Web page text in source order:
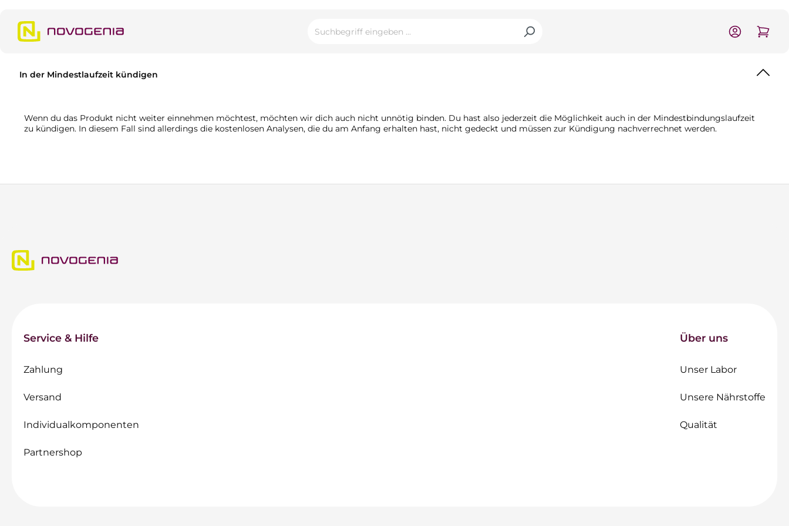
In der Mindestlaufzeit kündigen
Wenn du das Produkt nicht weiter einnehmen möchtest, möchten wir dich auch nicht unnötig binden. Du hast also jederzeit die Möglichkeit auch in der Mindestbindungslaufzeit
zu kündigen. In diesem Fall sind allerdings die kostenlosen Analysen, die du am Anfang erhalten hast, nicht gedeckt und müssen zur Kündigung nachverrechnet werden.
Service & Hilfe
Zahlung
Versand
Individualkomponenten
Partnershop
Über uns
Unser Labor
Unsere Nährstoffe
Qualität